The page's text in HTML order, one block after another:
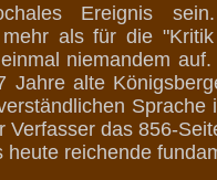
Ereignis
als für die
niemandem
Jahre alte
Verfasser das 856-
reichende